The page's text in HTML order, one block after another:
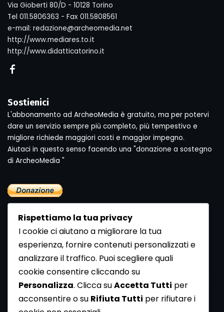
Via Gioberti 80/D - 10128 Torino
Tel 011.5806363 - Fax 011.5808561
e-mail: redazione@archeomedia.net
http://www.mediares.to.it
http://www.didatticatorino.it
Sostienici
L'abbonamento ad ArcheoMedia è gratuito, ma per potervi
dare un servizio sempre più completo, più tempestivo e
migliore richiede maggiori costi e maggior impegno.
Aiutaci in questo senso facendo una "donazione a sostegno
di ArcheoMedia "
Newsletter
Se vuoi ricevere la Rivista gratuita di archeologia realizzata
dalla Redazione di ArcheoMedia iscriviti alla nostra
Newsletter [Clicca Qui]
Rispettiamo la tua privacy
I cookie ci aiutano a migliorare la tua
esperienza, fornire contenuti personalizzati e
analizzare il traffico. Puoi scegliere quali
cookie consentire cliccando su
Personalizza. Clicca suAccetta Tutti per
acconsentire o su Rifiuta Tutti per rifiutare i